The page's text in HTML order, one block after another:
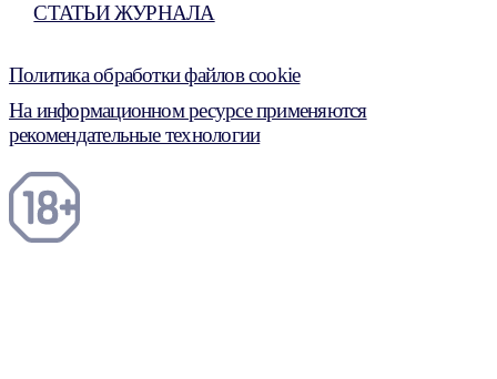
СТАТЬИ ЖУРНАЛА
Политика обработки файлов cookie
На информационном ресурсе применяются
рекомендательные технологии